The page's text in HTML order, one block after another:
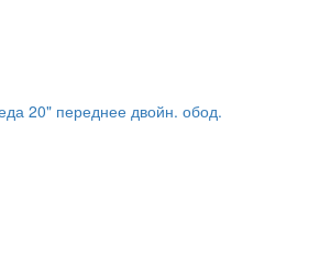
20" переднее двойн. обод.